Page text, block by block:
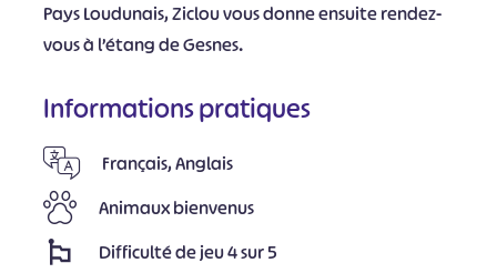
Pays Loudunais, Ziclou vous donne ensuite rendez-
vous à l’étang de Gesnes.
Informations pratiques
Français, Anglais
Animaux bienvenus
Difficulté de jeu 4 sur 5